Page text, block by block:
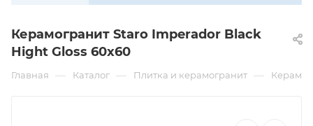
Керамогранит Staro Imperador Black
Hight Gloss 60x60
Главная — Каталог — Плитка и керамогранит —